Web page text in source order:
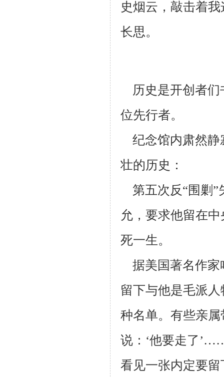
史烟云，敲击着
长思。
历史是开创者们
位先行者。
纪念馆内肃然静
壮的历史：
第五次反“围剿”
允，要求他留在
死一生。
据美国著名作家
留下与他是毛派
种名单。有些亲
说：‘他要走了’……
看见一张内定要